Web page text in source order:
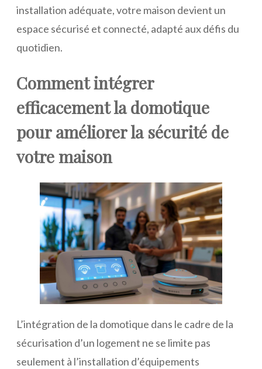
installation adéquate, votre maison devient un
espace sécurisé et connecté, adapté aux défis du
quotidien.
Comment intégrer
efficacement la domotique
pour améliorer la sécurité de
votre maison
L’intégration de la domotique dans le cadre de la
sécurisation d’un logement ne se limite pas
seulement à l’installation d’équipements